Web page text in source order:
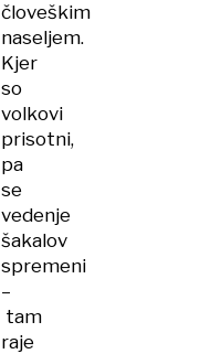
človeškim
naseljem.
Kjer
so
volkovi
prisotni,
pa
se
vedenje
šakalov
spremeni
–
tam
raje